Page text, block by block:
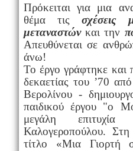
Πρόκειται για μια
θέμα τιςσχέσεις
μεταναστώνκαι την
Απευθύνεται σε
άνω!
Το έργο γράφτηκε και
δεκαετίας του ’70
Βερολίνου -
παιδικού έργου "ο
μεγάλη
Καλογεροπούλου.
τίτλο «Μια